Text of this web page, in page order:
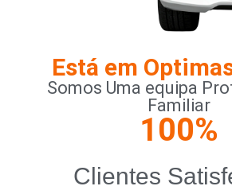
Está em
Somos Uma equipa
Familiar
Clientes
100%